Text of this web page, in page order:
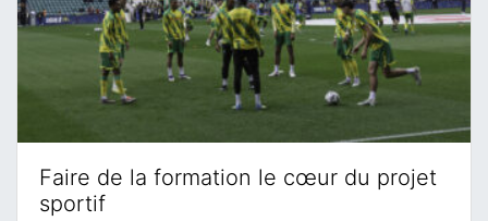
Faire de la formation le cœur du projet
sportif